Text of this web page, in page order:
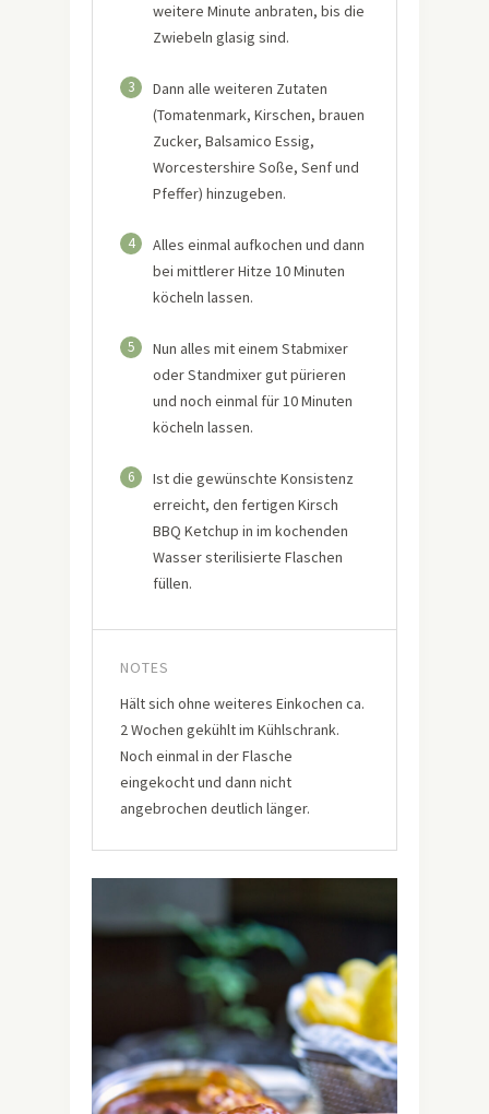
weitere Minute anbraten, bis die
Zwiebeln glasig sind.
3
Dann alle weiteren Zutaten
(Tomatenmark, Kirschen, brauen
Zucker, Balsamico Essig,
Worcestershire Soße, Senf und
Pfeffer) hinzugeben.
4
Alles einmal aufkochen und dann
bei mittlerer Hitze 10 Minuten
köcheln lassen.
5
Nun alles mit einem Stabmixer
oder Standmixer gut pürieren
und noch einmal für 10 Minuten
köcheln lassen.
6
Ist die gewünschte Konsistenz
erreicht, den fertigen Kirsch
BBQ Ketchup in im kochenden
Wasser sterilisierte Flaschen
füllen.
NOTES
Hält sich ohne weiteres Einkochen ca.
2 Wochen gekühlt im Kühlschrank.
Noch einmal in der Flasche
eingekocht und dann nicht
angebrochen deutlich länger.